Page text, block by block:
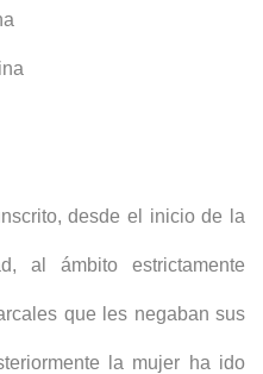
desde el inicio de la
al ámbito estrictamente
que les negaban sus
la mujer ha ido